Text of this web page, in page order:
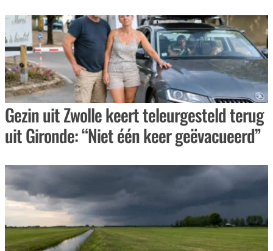
Gezin uit Zwolle keert teleurgesteld terug
uit Gironde: “Niet één keer geëvacueerd”